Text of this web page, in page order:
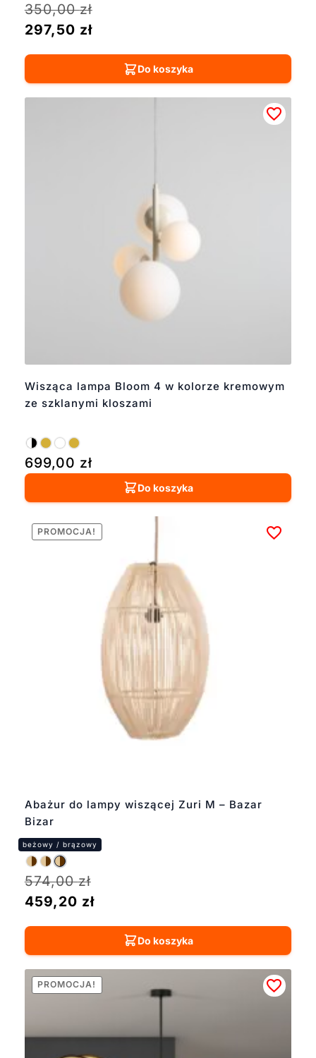
350,00zł
297,50 zł
Do koszyka
Wisząca lampa Bloom 4 w kolorze kremowym
ze szklanymi kloszami
699,00 zł
Do koszyka
Abażur do lampy wiszącej Zuri M – Bazar
Bizar
PROMOCJA!
574,00zł
459,20 zł
Do koszyka
PROMOCJA!